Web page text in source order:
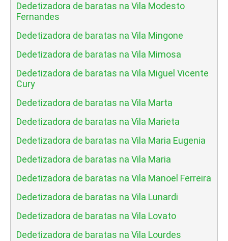
Dedetizadora de baratas na Vila Modesto
Fernandes
Dedetizadora de baratas na Vila Mingone
Dedetizadora de baratas na Vila Mimosa
Dedetizadora de baratas na Vila Miguel Vicente
Cury
Dedetizadora de baratas na Vila Marta
Dedetizadora de baratas na Vila Marieta
Dedetizadora de baratas na Vila Maria Eugenia
Dedetizadora de baratas na Vila Maria
Dedetizadora de baratas na Vila Manoel Ferreira
Dedetizadora de baratas na Vila Lunardi
Dedetizadora de baratas na Vila Lovato
Dedetizadora de baratas na Vila Lourdes